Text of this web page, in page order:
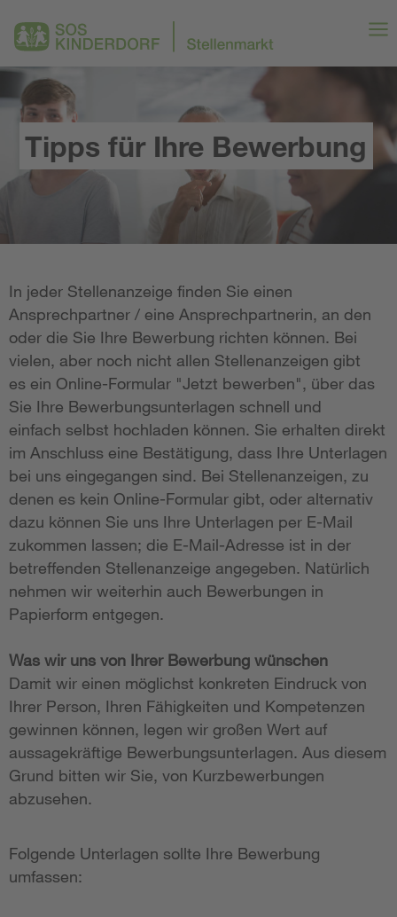
Tipps für Ihre Bewerbung
In jeder Stellenanzeige finden Sie einen
Ansprechpartner / eine Ansprechpartnerin, an den
oder die Sie Ihre Bewerbung richten können. Bei
vielen, aber noch nicht allen Stellenanzeigen gibt
es ein Online-Formular "Jetzt bewerben", über das
Sie Ihre Bewerbungsunterlagen schnell und
einfach selbst hochladen können. Sie erhalten direkt
im Anschluss eine Bestätigung, dass Ihre Unterlagen
bei uns eingegangen sind. Bei Stellenanzeigen, zu
denen es kein Online-Formular gibt, oder alternativ
dazu können Sie uns Ihre Unterlagen per E-Mail
zukommen lassen; die E-Mail-Adresse ist in der
betreffenden Stellenanzeige angegeben. Natürlich
nehmen wir weiterhin auch Bewerbungen in
Papierform entgegen.
Was wir uns von Ihrer Bewerbung wünschen
Damit wir einen möglichst konkreten Eindruck von
Ihrer Person, Ihren Fähigkeiten und Kompetenzen
gewinnen können, legen wir großen Wert auf
aussagekräftige Bewerbungsunterlagen. Aus diesem
Grund bitten wir Sie, von Kurzbewerbungen
abzusehen.
Folgende Unterlagen sollte Ihre Bewerbung
umfassen: